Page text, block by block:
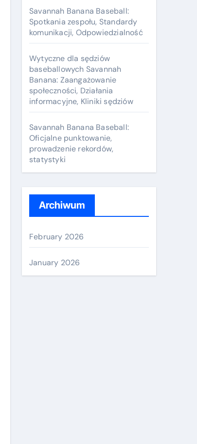
Savannah Banana Baseball:
Spotkania zespołu, Standardy
komunikacji, Odpowiedzialność
Wytyczne dla sędziów
baseballowych Savannah
Banana: Zaangażowanie
społeczności, Działania
informacyjne, Kliniki sędziów
Savannah Banana Baseball:
Oficjalne punktowanie,
prowadzenie rekordów,
statystyki
Archiwum
February 2026
January 2026